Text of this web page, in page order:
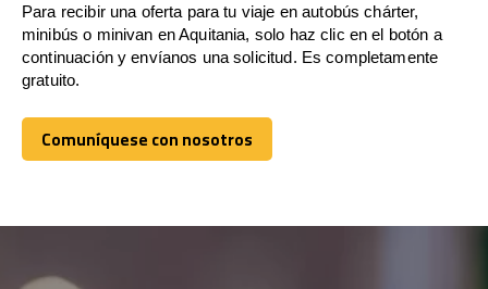
Para recibir una oferta para tu viaje en autobús chárter,
minibús o minivan en Aquitania, solo haz clic en el botón a
continuación y envíanos una solicitud. Es completamente
gratuito.
Comuníquese con nosotros
Comuníquese con nosotros